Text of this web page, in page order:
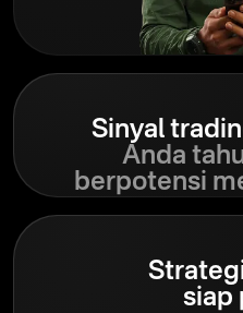
Sinyal
Anda
berpotensi
siap